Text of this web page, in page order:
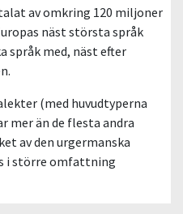
av omkring 120 miljoner
näst största språk
språk med, näst efter
(med huvudtyperna
mer än de flesta andra
av den urgermanska
i större omfattning